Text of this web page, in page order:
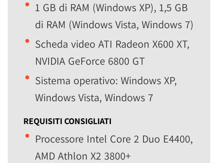
1 GB di RAM (Windows XP), 1,5 GB
di RAM (Windows Vista, Windows 7)
Scheda video ATI Radeon X600 XT,
NVIDIA GeForce 6800 GT
Sistema operativo: Windows XP,
Windows Vista, Windows 7
REQUISITI CONSIGLIATI
Processore Intel Core 2 Duo E4400,
AMD Athlon X2 3800+